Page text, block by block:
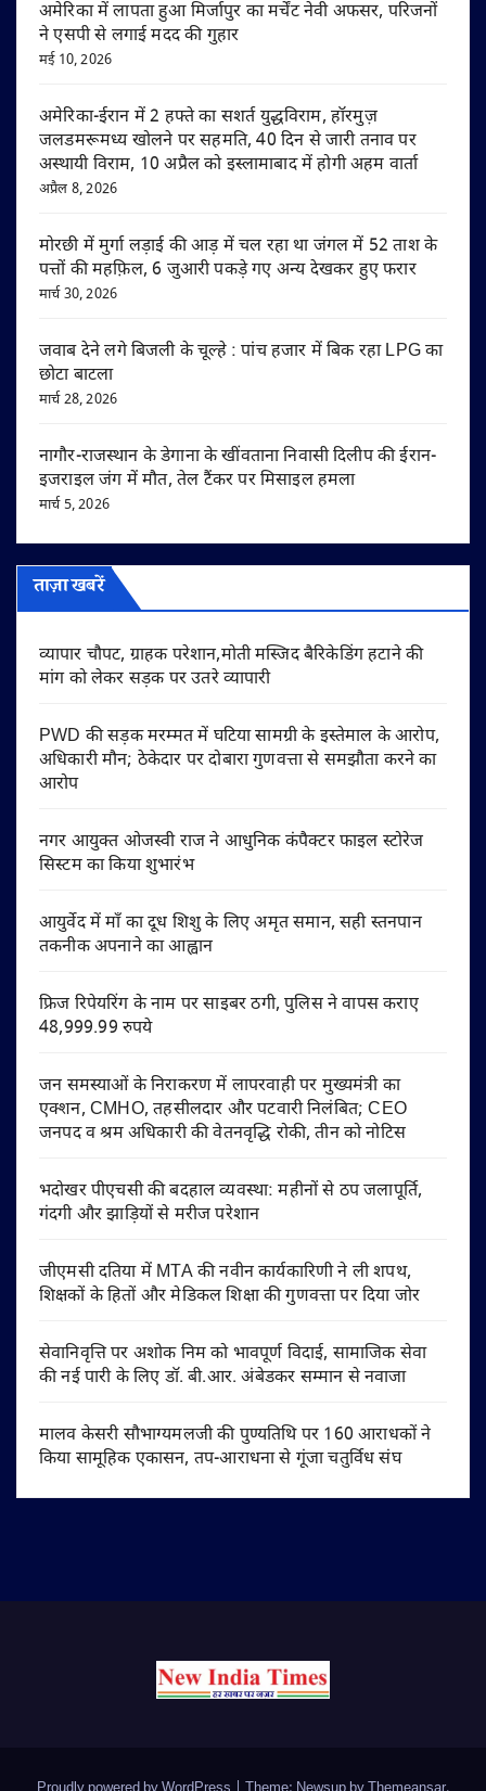
अमेरिका में लापता हुआ मिर्जापुर का मर्चेंट नेवी अफसर, परिजनों
ने एसपी से लगाई मदद की गुहार
मई 10, 2026
अमेरिका-ईरान में 2 हफ्ते का सशर्त युद्धविराम, हॉरमुज़
जलडमरूमध्य खोलने पर सहमति, 40 दिन से जारी तनाव पर
अस्थायी विराम, 10 अप्रैल को इस्लामाबाद में होगी अहम वार्ता
अप्रैल 8, 2026
मोरछी में मुर्गा लड़ाई की आड़ में चल रहा था जंगल में 52 ताश के
पत्तों की महफ़िल, 6 जुआरी पकड़े गए अन्य देखकर हुए फरार
मार्च 30, 2026
जवाब देने लगे बिजली के चूल्हे : पांच हजार में बिक रहा LPG का
छोटा बाटला
मार्च 28, 2026
नागौर-राजस्थान के डेगाना के खींवताना निवासी दिलीप की ईरान-
इजराइल जंग में मौत, तेल टैंकर पर मिसाइल हमला
मार्च 5, 2026
ताज़ा खबरें
व्यापार चौपट, ग्राहक परेशान,मोती मस्जिद बैरिकेडिंग हटाने की
मांग को लेकर सड़क पर उतरे व्यापारी
PWD की सड़क मरम्मत में घटिया सामग्री के इस्तेमाल के आरोप,
अधिकारी मौन; ठेकेदार पर दोबारा गुणवत्ता से समझौता करने का
आरोप
नगर आयुक्त ओजस्वी राज ने आधुनिक कंपैक्टर फाइल स्टोरेज
सिस्टम का किया शुभारंभ
आयुर्वेद में माँ का दूध शिशु के लिए अमृत समान, सही स्तनपान
तकनीक अपनाने का आह्वान
फ्रिज रिपेयरिंग के नाम पर साइबर ठगी, पुलिस ने वापस कराए
48,999.99 रुपये
जन समस्याओं के निराकरण में लापरवाही पर मुख्यमंत्री का
एक्शन, CMHO, तहसीलदार और पटवारी निलंबित; CEO
जनपद व श्रम अधिकारी की वेतनवृद्धि रोकी, तीन को नोटिस
भदोखर पीएचसी की बदहाल व्यवस्था: महीनों से ठप जलापूर्ति,
गंदगी और झाड़ियों से मरीज परेशान
जीएमसी दतिया में MTA की नवीन कार्यकारिणी ने ली शपथ,
शिक्षकों के हितों और मेडिकल शिक्षा की गुणवत्ता पर दिया जोर
सेवानिवृत्ति पर अशोक निम को भावपूर्ण विदाई, सामाजिक सेवा
की नई पारी के लिए डॉ. बी.आर. अंबेडकर सम्मान से नवाजा
मालव केसरी सौभाग्यमलजी की पुण्यतिथि पर 160 आराधकों ने
किया सामूहिक एकासन, तप-आराधना से गूंजा चतुर्विध संघ